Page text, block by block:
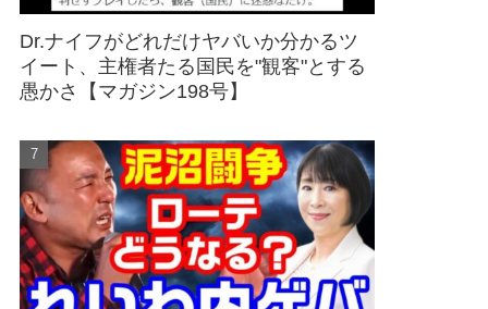
Dr.ナイフがどれだけヤバいか分かるツ
イート、主権者たる国民を"観客"とする
愚かさ【マガジン198号】